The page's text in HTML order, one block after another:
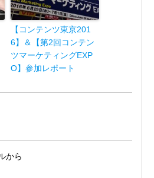
【コンテンツ東京201
6】＆【第2回コンテン
ツマーケティングEXP
O】参加レポート
から